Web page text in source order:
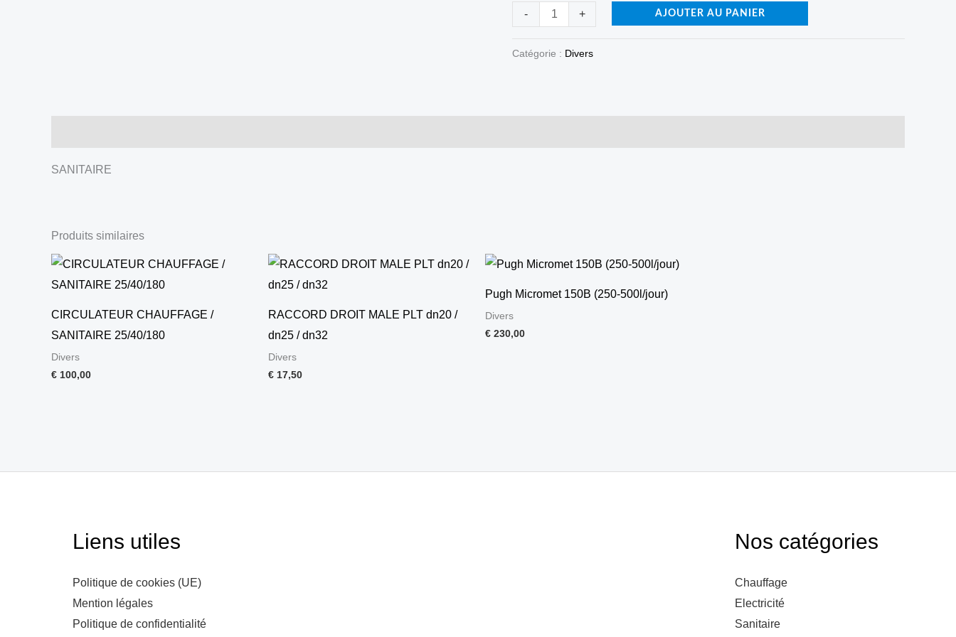
-
3/4
+ AJOUTER AU PANIER
Catégorie : Divers
SANITAIRE
Produits similaires
CIRCULATEUR CHAUFFAGE /
SANITAIRE 25/40/180
Divers
€ 100,00
RACCORD DROIT MALE PLT dn20 /
dn25 / dn32
Divers
€ 17,50
Pugh Micromet 150B (250-500l/jour)
Divers
€ 230,00
Liens utiles
Politique de cookies (UE)
Mention légales
Politique de confidentialité
Nos catégories
Chauffage
Electricité
Sanitaire